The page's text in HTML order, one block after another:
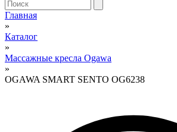
Вы здесь
Главная
»
Каталог
»
Массажные кресла Ogawa
»
OGAWA SMART SENTO OG6238